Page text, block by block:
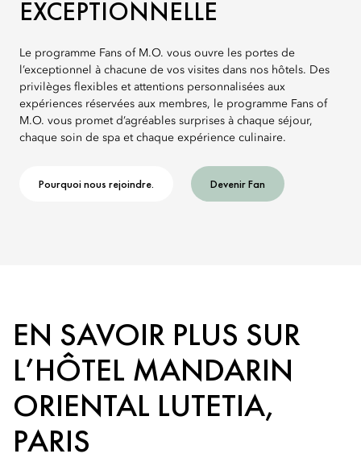
EXCEPTIONNELLE
Le programme Fans of M.O. vous ouvre les portes de
l’exceptionnel à chacune de vos visites dans nos hôtels. Des
privilèges flexibles et attentions personnalisées aux
expériences réservées aux membres, le programme Fans of
M.O. vous promet d’agréables surprises à chaque séjour,
chaque soin de spa et chaque expérience culinaire.
Pourquoi nous rejoindre. Devenir Fan
EN SAVOIR PLUS SUR
L’HÔTEL MANDARIN
ORIENTAL LUTETIA,
PARIS